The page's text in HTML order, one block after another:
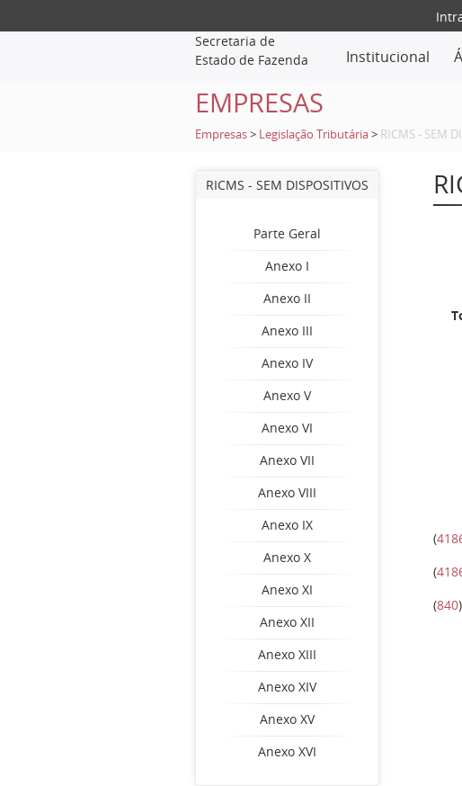
Secretaria de
Estado de Fazenda
Institucional
EMPRESAS
Empresas > Legislação Tributária > RICMS - SEM
RICMS - SEM DISPOSITIVOS
Parte Geral
Anexo I
Anexo II
Anexo III
Anexo IV
Anexo V
Anexo VI
Anexo VII
Anexo VIII
Anexo IX
Anexo X
Anexo XI
Anexo XII
Anexo XIII
Anexo XIV
Anexo XV
Anexo XVI
(
(
(840